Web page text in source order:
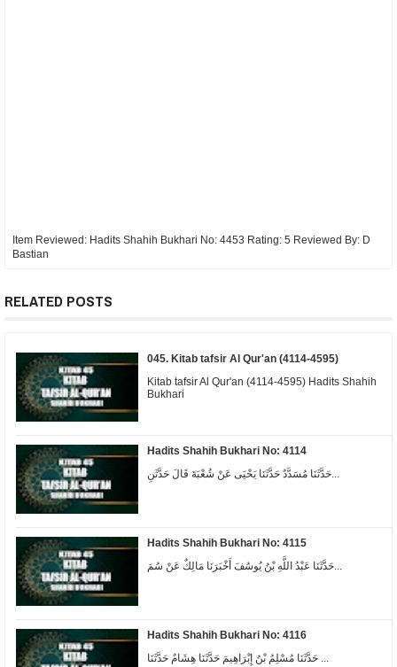
Item Reviewed: Hadits Shahih Bukhari No: 4453 Rating: 5 Reviewed By: D
Bastian
RELATED POSTS
045. Kitab tafsir Al Qur'an (4114-4595)
Kitab tafsir Al Qur'an (4114-4595) Hadits Shahih
Bukhari
Hadits Shahih Bukhari No: 4114
حَدَّثَنَا مُسَدَّدٌ حَدَّثَنَا يَحْيَى عَنْ شُعْبَةَ قَالَ حَدَّثَنِ...
Hadits Shahih Bukhari No: 4115
حَدَّثَنَا عَبْدُ اللَّهِ بْنُ يُوسُفَ أَخْبَرَنَا مَالِكٌ عَنْ سُمَ...
Hadits Shahih Bukhari No: 4116